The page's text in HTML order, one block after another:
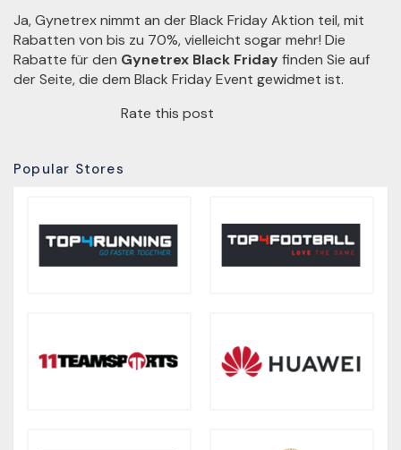
Ja, Gynetrex nimmt an der Black Friday Aktion teil, mit
Rabatten von bis zu 70%, vielleicht sogar mehr! Die
Rabatte für den Gynetrex Black Fridayfinden Sie auf
der Seite, die dem Black Friday Event gewidmet ist.
Rate this post
Popular Stores